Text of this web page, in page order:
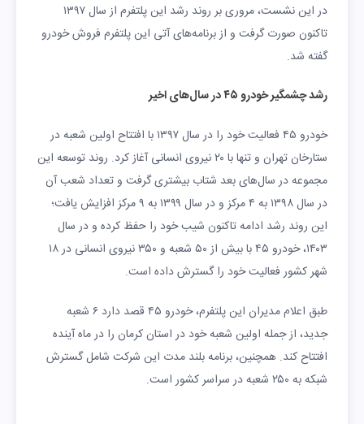
در این نشست، مروری بر روند رشد این پلتفرم از سال ۱۳۹۷
تاکنون صورت گرفت و از برنامه‌های آتی این پلتفرم فروش خودرو
گفته شد.
رشد چشمگیر خودرو ۴۵ در سال‌های اخیر
خودرو ۴۵ فعالیت خود را در سال ۱۳۹۷ با افتتاح اولین شعبه در
ستارخان تهران و تنها با ۲۰ نیروی انسانی آغاز کرد. روند توسعه این
مجموعه در سال‌های بعد شتاب بیشتری گرفت و تعداد شعب آن
در سال ۱۳۹۸ به ۴ مرکز و در سال ۱۳۹۹ به ۹ مرکز افزایش یافت؛
این روند رشد ادامه تاکنون شیب خود را حفظ کرده و در سال
۱۴۰۳، خودرو ۴۵ با بیش از ۵۰ شعبه و ۳۵۰ نیروی انسانی در ۱۸
شهر کشور فعالیت خود را گسترش داده است.
طبق اعلام مدیران این پلتفرم، خودرو ۴۵ قصد دارد ۶ شعبه
جدید، از جمله اولین شعبه خود در استان کرمان را در ماه آینده
افتتاح کند. همچنین، برنامه بلند مدت این شرکت شامل گسترش
شبکه به ۲۵۰ شعبه در سراسر کشور است.